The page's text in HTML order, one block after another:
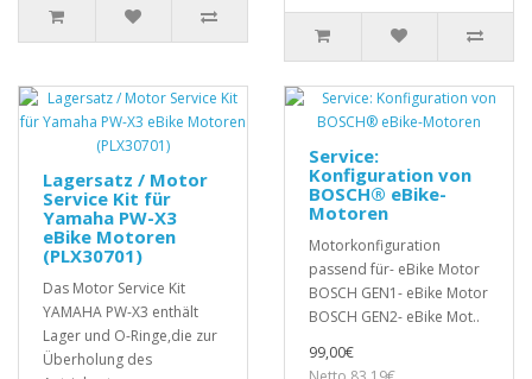
Lagersatz / Motor
Service Kit für
Yamaha PW-X3
eBike Motoren
(PLX30701)
Das Motor Service Kit
YAMAHA PW-X3 enthält
Lager und O-Ringe,die zur
Überholung des
Service:
Konfiguration von
BOSCH® eBike-
Motoren
Motorkonfiguration
passend für- eBike Motor
BOSCH GEN1- eBike Motor
BOSCH GEN2- eBike Mot..
99,00€